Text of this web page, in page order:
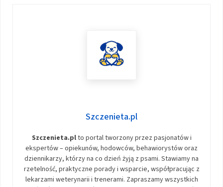
Szczenieta.pl
Szczenieta.plto portal tworzony przez pasjonatów i
ekspertów – opiekunów, hodowców, behawiorystów oraz
dziennikarzy, którzy na co dzień żyją z psami. Stawiamy na
rzetelność, praktyczne porady i wsparcie, współpracując z
lekarzami weterynarii i trenerami. Zapraszamy wszystkich